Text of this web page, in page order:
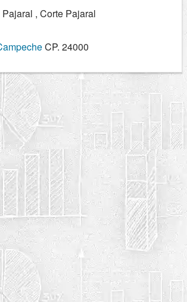
, Corte Pajaral
CP. 24000